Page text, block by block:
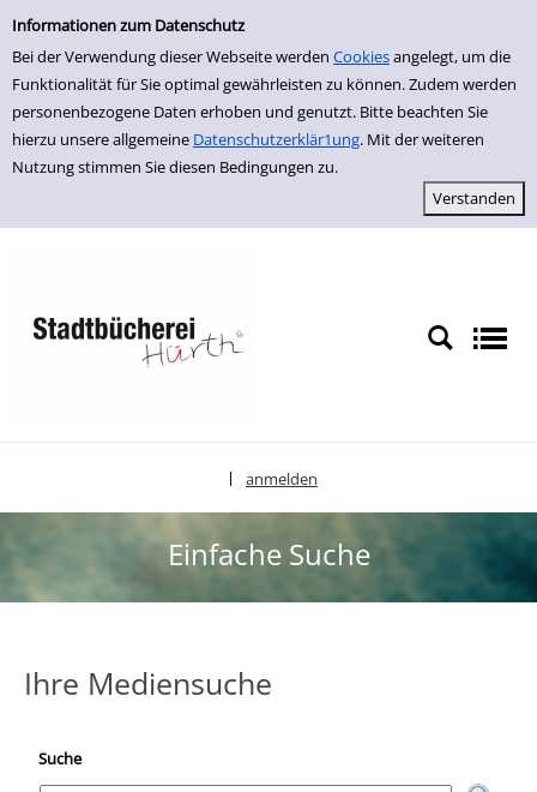
Einfache Suche
Informationen zum Datenschutz
Bei der Verwendung dieser Webseite werden Cookiesangelegt, um die
Funktionalität für Sie optimal gewährleisten zu können. Zudem werden
personenbezogene Daten erhoben und genutzt. Bitte beachten Sie
hierzu unsere allgemeine Datenschutzerklär1ung. Mit der weiteren
Nutzung stimmen Sie diesen Bedingungen zu.
zur Navigation springen
zum Inhalt springen
Zu den Suchfiltern springen
Zur Trefferliste springen
anmelden
Einfache Suche
Ihre Mediensuche
Suche